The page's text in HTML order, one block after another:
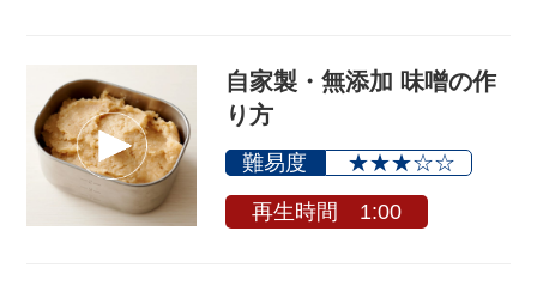
自家製・無添加 味噌の作
り方
難易度 ★★★☆☆
再生時間 1:00